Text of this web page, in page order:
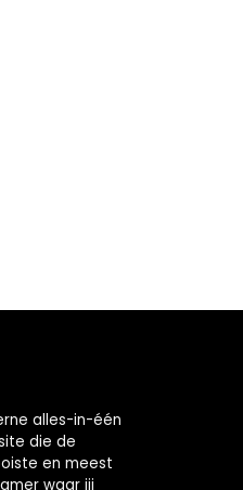
alles-in-één
die de
en meest
waar jij